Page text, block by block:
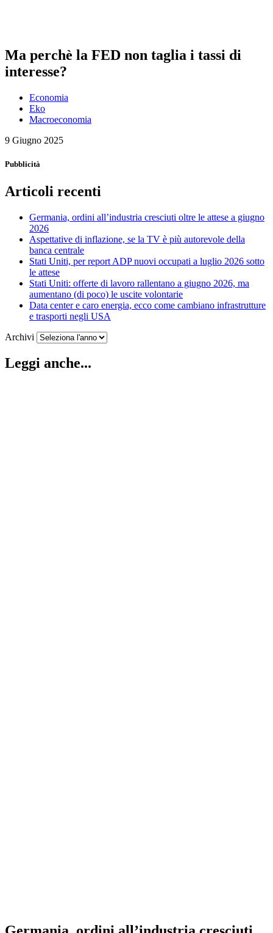
Ma perchè la FED non taglia i tassi di
interesse?
Economia
Eko
Macroeconomia
9 Giugno 2025
Pubblicità
Articoli recenti
Germania, ordini all’industria cresciuti oltre le attese a giugno
2026
Aspettative di inflazione, se la TV è più autorevole della
banca centrale
Stati Uniti, per report ADP nuovi occupati a luglio 2026 sotto
le attese
Stati Uniti: offerte di lavoro rallentano a giugno 2026, ma
aumentano (di poco) le uscite volontarie
Data center e caro energia, ecco come cambiano infrastrutture
e trasporti negli USA
Archivi
Leggi anche...